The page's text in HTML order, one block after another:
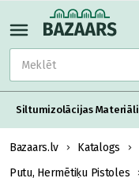
Siltumizolācijas Materiāli
Bazaars.lv Katalogs
Putu, Hermētiķu Pistoles